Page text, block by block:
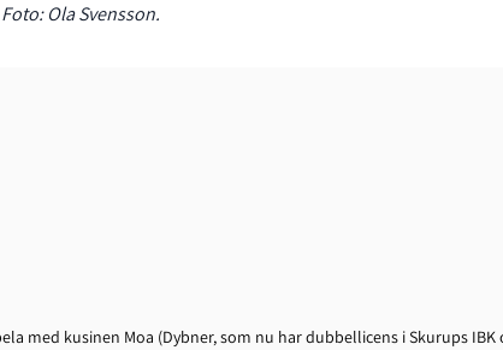
Ola Svensson.
med kusinen Moa (Dybner, som nu har dubbellicens i Skurups IBK